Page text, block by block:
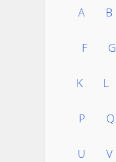
A B
F G
K L
P Q
U V